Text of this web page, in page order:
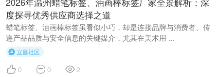
度探寻优秀供应商选择之道
蜡笔标签、油画棒标签虽看似小巧，却是连接品牌与消费者、传
递产品品质与安全信息的关键媒介，尤其在美术用 ...
宜昌社区
 0  0 2